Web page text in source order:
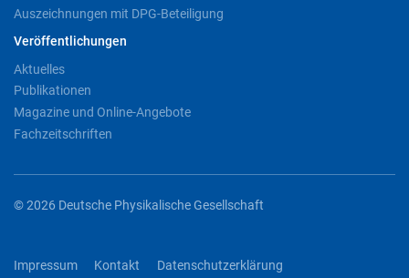
Auszeichnungen mit DPG-Beteiligung
Veröffentlichungen
Aktuelles
Publikationen
Magazine und Online-Angebote
Fachzeitschriften
© 2026 Deutsche Physikalische Gesellschaft
Impressum Kontakt Datenschutzerklärung